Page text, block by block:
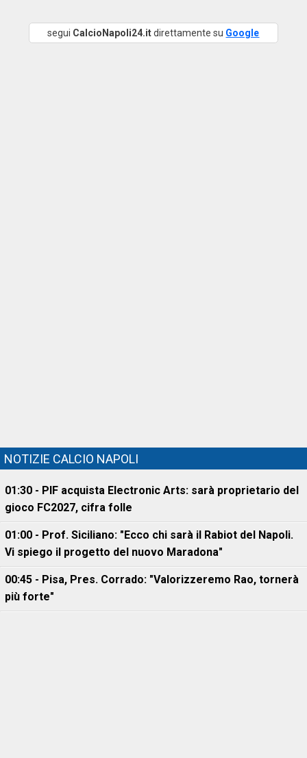
segui CalcioNapoli24.itdirettamente su Google
NOTIZIE CALCIO NAPOLI
01:30 - PIF acquista Electronic Arts: sarà proprietario del
gioco FC2027, cifra folle
01:00 - Prof. Siciliano: "Ecco chi sarà il Rabiot del Napoli.
Vi spiego il progetto del nuovo Maradona"
00:45 - Pisa, Pres. Corrado: "Valorizzeremo Rao, tornerà
più forte"